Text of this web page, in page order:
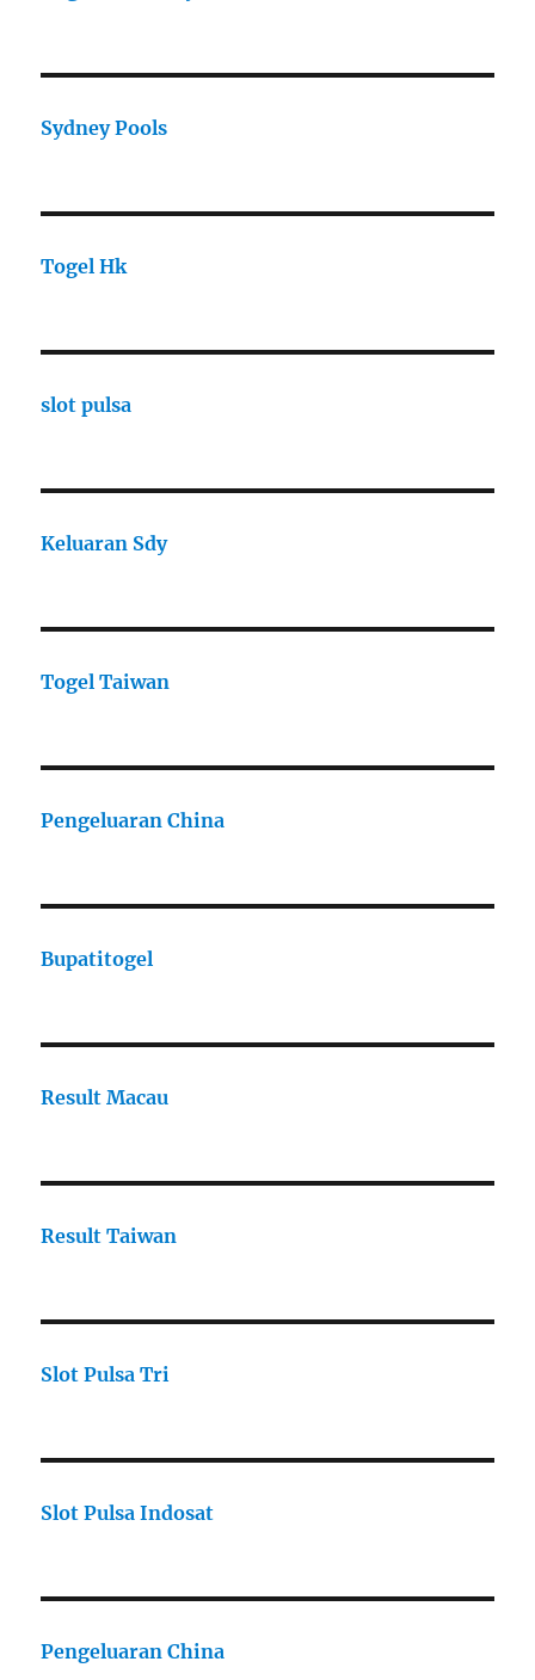
Sydney Pools
Togel Hk
slot pulsa
Keluaran Sdy
Togel Taiwan
Pengeluaran China
Bupatitogel
Result Macau
Result Taiwan
Slot Pulsa Tri
Slot Pulsa Indosat
Pengeluaran China